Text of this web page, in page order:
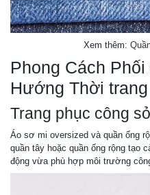
Xem thêm:
Phong Cách
Hướng Thời
Trang phục công
Áo sơ mi oversized và quần ống
quần tây hoặc quần ống rộng tạo
động vừa phù hợp môi trường